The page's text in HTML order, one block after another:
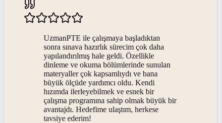
UzmanPTE ile çalışmaya başladıktan
sonra sınava hazırlık sürecim çok daha
yapılandırılmış hale geldi. Özellikle
dinleme ve okuma bölümlerinde sunulan
materyaller çok kapsamlıydı ve bana
büyük ölçüde yardımcı oldu. Kendi
hızımda ilerleyebilmek ve esnek bir
çalışma programına sahip olmak büyük bir
avantajdı. Hedefime ulaştım, herkese
tavsiye ederim!